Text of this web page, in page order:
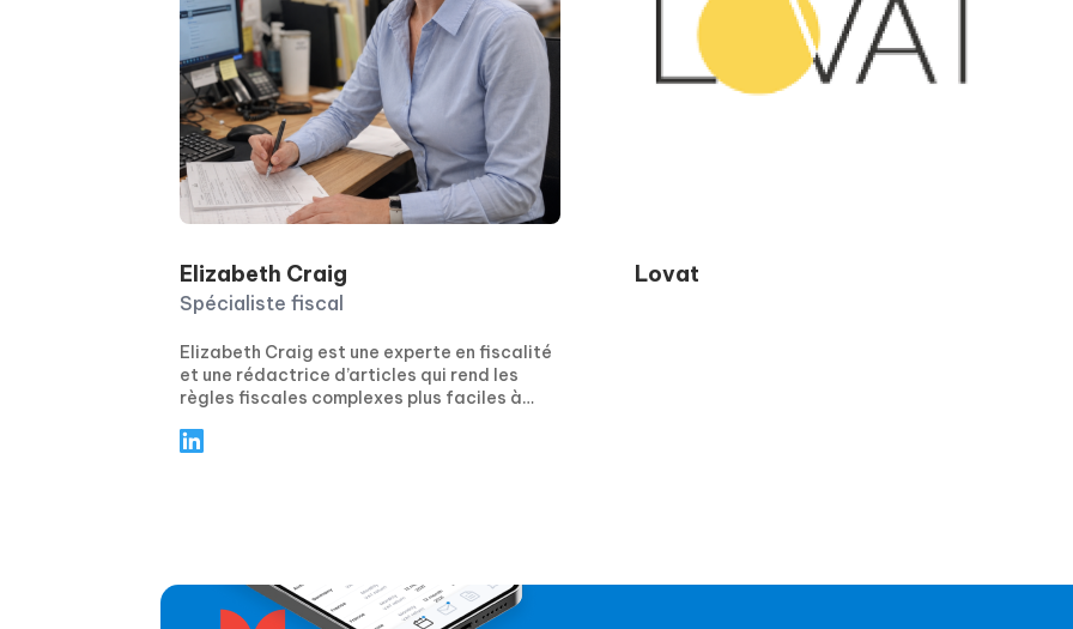
Elizabeth Craig
Spécialiste fiscal
Elizabeth Craig est une experte en fiscalité
et une rédactrice d’articles qui rend les
règles fiscales complexes plus faciles à
conseils pratiques et concrets pour les
étape par étape, Elizabeth aide les lecteurs
à éviter les erreurs courantes, à rester
Lovat